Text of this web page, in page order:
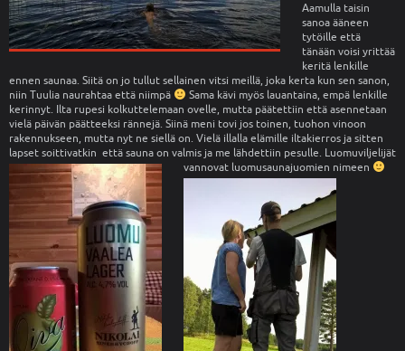
Aamulla taisin
sanoa ääneen
tytöille että
tänään voisi yrittää
keritä lenkille
ennen saunaa. Siitä on jo tullut sellainen vitsi meillä, joka kerta kun sen sanon,
niin Tuulia naurahtaa että niimpä
Sama kävi myös lauantaina, empä lenkille
kerinnyt. Ilta rupesi kolkuttelemaan ovelle, mutta päätettiin että asennetaan
vielä päivän päätteeksi rännejä. Siinä meni tovi jos toinen, tuohon vinoon
rakennukseen, mutta nyt ne siellä on. Vielä illalla elämille iltakierros ja sitten
lapset soittivatkin että sauna on valmis ja me lähdettiin pesulle. Luomuviljelijät
vannovat luomusaunajuomien nimeen